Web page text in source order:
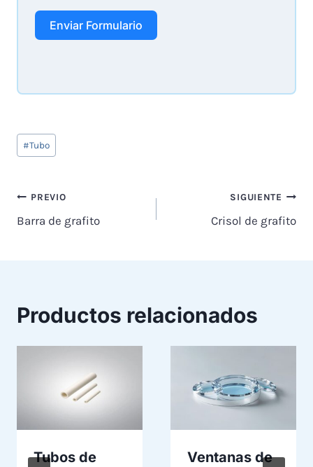
Enviar Formulario
Tags
de
#Tubo
Navegación
de
PREVIO
Barra de grafito
SIGUIENTE
Crisol de grafito
Productos relacionados
Tubos de
Ventanas de